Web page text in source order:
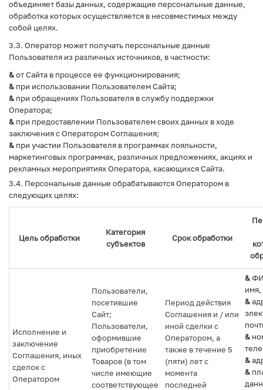
объединяет базы данных, содержащие персональные данные,
обработка которых осуществляется в несовместимых между
собой целях.
3.3. Оператор может получать персональные данные
Пользователя из различных источников, в частности:
&от Сайта в процессе ее функционирования;
& при использовании Пользователем Сайта;
& при обращениях Пользователя в службу поддержки
Оператора;
& при предоставлении Пользователем своих данных в ходе
заключения с Оператором Соглашения;
& при участии Пользователя в программах лояльности,
маркетинговых программах, различных предложениях, акциях и
рекламных мероприятиях Оператора, касающихся Сайта.
3.4. Персональные данные обрабатываются Оператором в
следующих целях:
Цель обработки
Категория
субъектов
Срок обработки
Исполнение и
заключение
Соглашения, иных
сделок с
Оператором
Пользователи,
посетившие
Сайт;
Пользователи,
оформившие
приобретение
Товаров (в том
числе имеющие
соответствующее
Период действия
Соглашения и / или
иной сделки с
Оператором, а
также в течение 5
(пяти) лет с
момента
последней
&
имя,
&
&
&
&